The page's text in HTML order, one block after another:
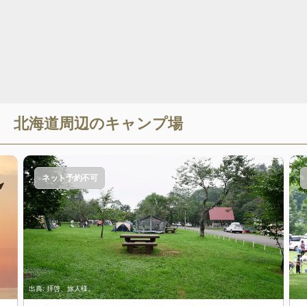
北海道周辺のキャンプ場
出典:拝啓、旅人様。
ネット予約不可